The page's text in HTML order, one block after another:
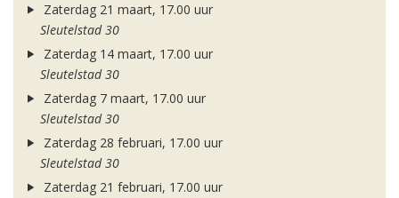
Zaterdag 21 maart, 17.00 uur
Sleutelstad 30
Zaterdag 14 maart, 17.00 uur
Sleutelstad 30
Zaterdag 7 maart, 17.00 uur
Sleutelstad 30
Zaterdag 28 februari, 17.00 uur
Sleutelstad 30
Zaterdag 21 februari, 17.00 uur